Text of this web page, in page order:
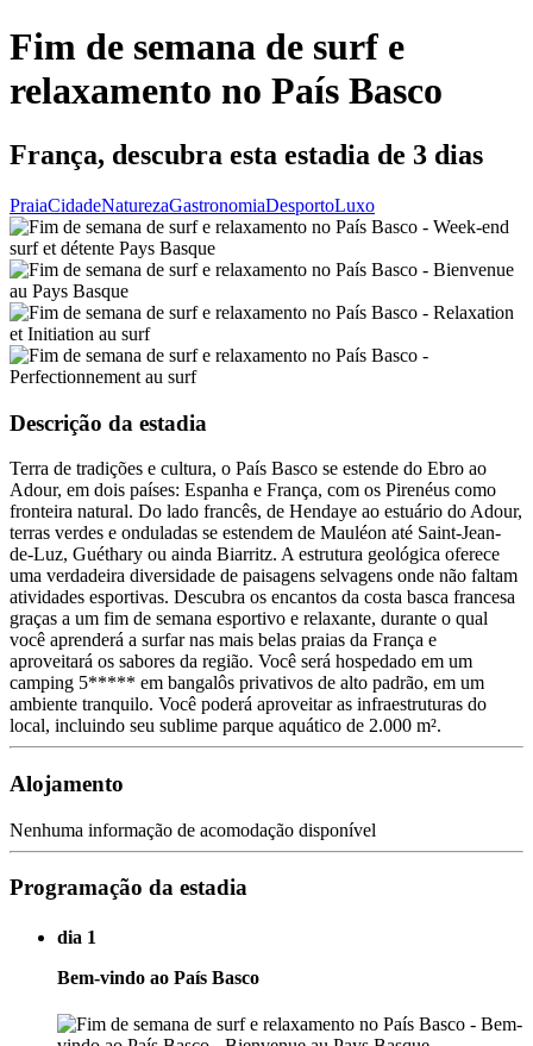
Fim de semana de surf e
relaxamento no País Basco
França, descubra esta estadia de 3 dias
PraiaCidadeNaturezaGastronomiaDesportoLuxo
Descrição da estadia
Terra de tradições e cultura, o País Basco se estende do Ebro ao
Adour, em dois países: Espanha e França, com os Pirenéus como
fronteira natural. Do lado francês, de Hendaye ao estuário do Adour,
terras verdes e onduladas se estendem de Mauléon até Saint-Jean-
de-Luz, Guéthary ou ainda Biarritz. A estrutura geológica oferece
uma verdadeira diversidade de paisagens selvagens onde não faltam
atividades esportivas. Descubra os encantos da costa basca francesa
graças a um fim de semana esportivo e relaxante, durante o qual
você aprenderá a surfar nas mais belas praias da França e
aproveitará os sabores da região. Você será hospedado em um
camping 5***** em bangalôs privativos de alto padrão, em um
ambiente tranquilo. Você poderá aproveitar as infraestruturas do
local, incluindo seu sublime parque aquático de 2.000 m².
Alojamento
Nenhuma informação de acomodação disponível
Programação da estadia
dia 1
Bem-vindo ao País Basco